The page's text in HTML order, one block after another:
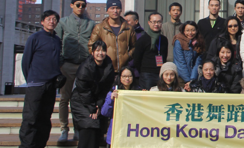
董事局、顾问及
行政人员
人才招聘
招标公告
联络我们